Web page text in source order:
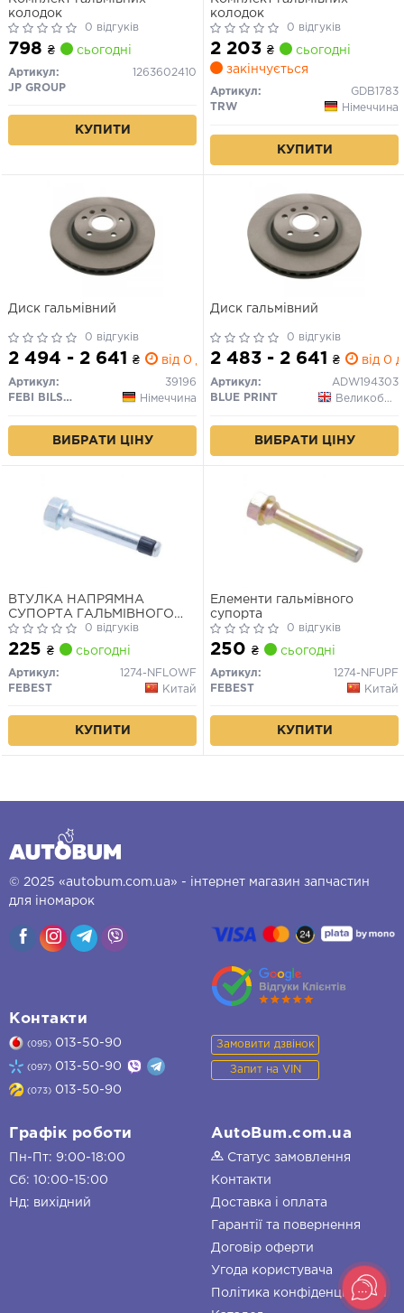
колодок
0 відгуків
798 ₴ сьогодні
Артикул:
1263602410
JP GROUP
КУПИТИ
колодок
0 відгуків
2 203 ₴
сьогодні
закінчується
Артикул:
GDB1783
TRW
Німеччина
КУПИТИ
Диск гальмівний
0 відгуків
2 494 - 2 641 ₴ від 0 дн.
Артикул:
39196
FEBI BILSTEIN
Німеччина
ВИБРАТИ ЦІНУ
Диск гальмівний
0 відгуків
2 483 - 2 641 ₴ від 0
Артикул:
ADW194303
BLUE PRINT
Великобританія
ВИБРАТИ ЦІНУ
ВТУЛКА НАПРЯМНА
СУПОРТА ГАЛЬМІВНОГО
ПЕРЕДНЬОГО0 відгуків
225 ₴ сьогодні
Артикул:
1274-NFLOWF
FEBEST
Китай
КУПИТИ
Елементи гальмівного
супорта
0 відгуків
250 ₴ сьогодні
Артикул:
1274-NFUPF
FEBEST
Китай
КУПИТИ
© 2025 «autobum.com.ua» - інтернет магазин запчастин
для іномарок
Контакти
(095) 013-50-90
(097) 013-50-90
(073) 013-50-90
Замовити дзвінок
Запит на VIN
Графік роботи
Пн-Пт: 9:00-18:00
Сб: 10:00-15:00
Нд: вихідний
AutoBum.com.ua
Статус замовлення
Контакти
Доставка і оплата
Гарантії та повернення
Договір оферти
Угода користувача
Політика конфіденційності